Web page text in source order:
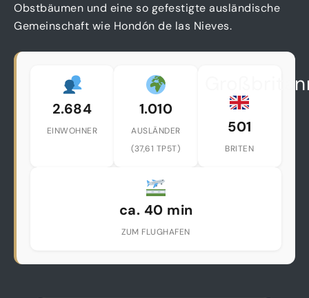
Obstbäumen und eine so gefestigte ausländische
Gemeinschaft wie Hondón de las Nieves.
2.684
EINWOHNER
1.010
AUSLÄNDER
(37,61 TP5T)
501
BRITEN
ca. 40 min
ZUM FLUGHAFEN